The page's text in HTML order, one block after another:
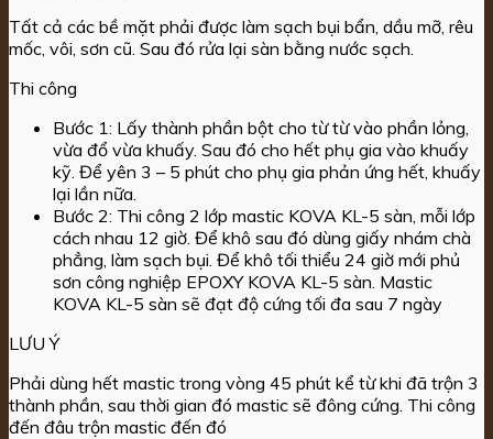
Tất cả các bề mặt phải được làm sạch bụi bẩn, dầu mỡ, rêu
mốc, vôi, sơn cũ. Sau đó rửa lại sàn bằng nước sạch.
Thi công
Bước 1: Lấy thành phần bột cho từ từ vào phần lỏng,
vừa đổ vừa khuấy. Sau đó cho hết phụ gia vào khuấy
kỹ. Để yên 3 – 5 phút cho phụ gia phản ứng hết, khuấy
lại lần nữa.
Bước 2: Thi công 2 lớp mastic KOVA KL-5 sàn, mỗi lớp
cách nhau 12 giờ. Để khô sau đó dùng giấy nhám chà
phẳng, làm sạch bụi. Để khô tối thiểu 24 giờ mới phủ
sơn công nghiệp EPOXY KOVA KL-5 sàn. Mastic
KOVA KL-5 sàn sẽ đạt độ cứng tối đa sau 7 ngày
LƯU Ý
Phải dùng hết mastic trong vòng 45 phút kể từ khi đã trộn 3
thành phần, sau thời gian đó mastic sẽ đông cứng. Thi công
đến đâu trộn mastic đến đó